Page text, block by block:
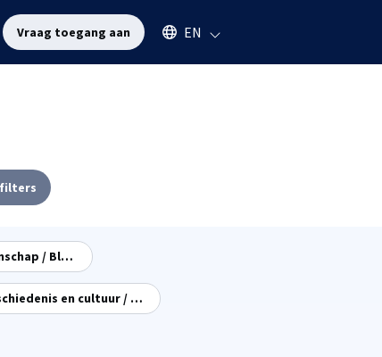
Vraag toegang aan Select an available language
EN
filters
Beeldige Wetenschap / Blow-up
Geschiedenis en cultuur / History & Culture